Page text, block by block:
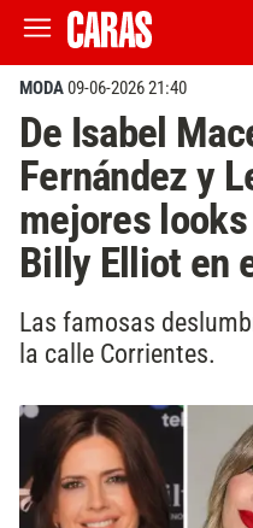
MODA09-06-2026 21:40
De Isabel
Fernández y
mejores
Billy Elliot en
Las famosas
la calle Corrientes.